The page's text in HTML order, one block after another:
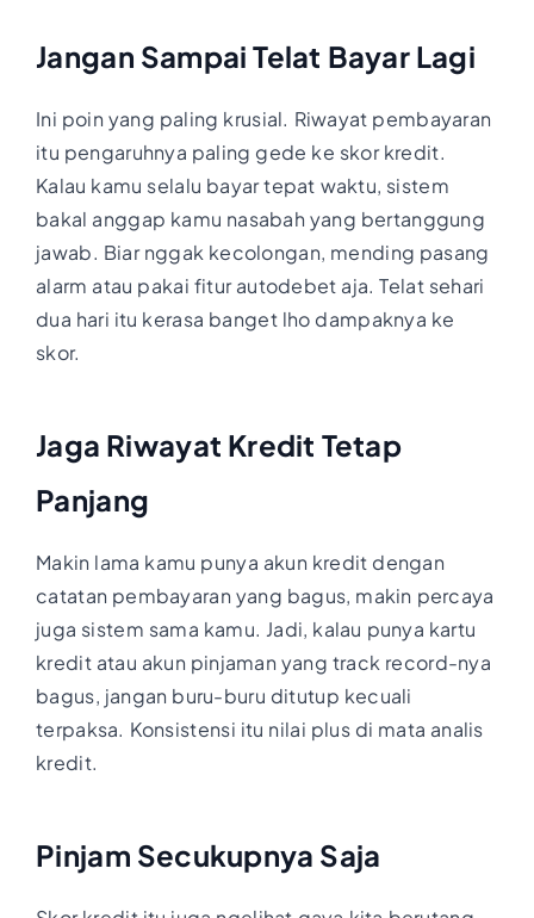
Jangan Sampai Telat Bayar Lagi
Ini poin yang paling krusial. Riwayat pembayaran
itu pengaruhnya paling gede ke skor kredit.
Kalau kamu selalu bayar tepat waktu, sistem
bakal anggap kamu nasabah yang bertanggung
jawab. Biar nggak kecolongan, mending pasang
alarm atau pakai fitur autodebet aja. Telat sehari
dua hari itu kerasa banget lho dampaknya ke
skor.
Jaga Riwayat Kredit Tetap
Panjang
Makin lama kamu punya akun kredit dengan
catatan pembayaran yang bagus, makin percaya
juga sistem sama kamu. Jadi, kalau punya kartu
kredit atau akun pinjaman yang track record-nya
bagus, jangan buru-buru ditutup kecuali
terpaksa. Konsistensi itu nilai plus di mata analis
kredit.
Pinjam Secukupnya Saja